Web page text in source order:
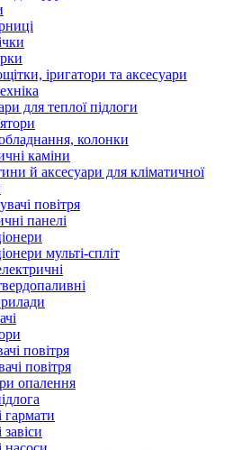
іригатори та аксесуари
для теплої підлоги
колонки
каміни
й аксесуари для кліматичної
повітря
панелі
мульті-спліт
повітря
повітря
опалення
гармати